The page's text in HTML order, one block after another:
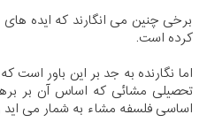
برخی چنین می انگارند که ایده
کرده است.
اما نگارنده به جد بر این باور
تحصیلی مشائی که اساس آن بر
اساسی فلسفه مشاء به شمار می